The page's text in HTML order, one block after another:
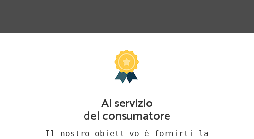
Al servizio
del consumatore
Il nostro obiettivo è fornirti la